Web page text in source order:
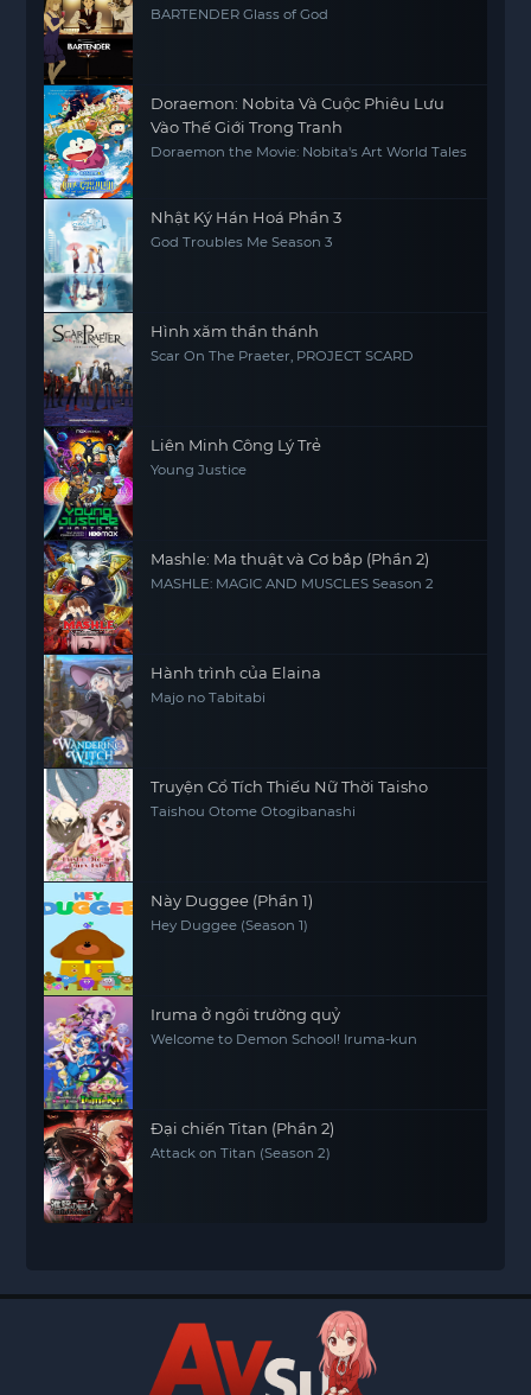
BARTENDER Glass of God
Doraemon: Nobita Và Cuộc Phiêu Lưu
Vào Thế Giới Trong Tranh
Doraemon the Movie: Nobita's Art World Tales
Nhật Ký Hán Hoá Phần 3
God Troubles Me Season 3
Hình xăm thần thánh
Scar On The Praeter, PROJECT SCARD
Liên Minh Công Lý Trẻ
Young Justice
Mashle: Ma thuật và Cơ bắp (Phần 2)
MASHLE: MAGIC AND MUSCLES Season 2
Hành trình của Elaina
Majo no Tabitabi
Truyện Cổ Tích Thiếu Nữ Thời Taisho
Taishou Otome Otogibanashi
Này Duggee (Phần 1)
Hey Duggee (Season 1)
Iruma ở ngôi trường quỷ
Welcome to Demon School! Iruma-kun
Đại chiến Titan (Phần 2)
Attack on Titan (Season 2)